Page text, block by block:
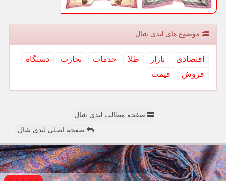
موضوع های لیدی شال
اقتصادی بازار طلا خدمات تجارت
دستگاه
فروش
قیمت
صفحه مطالب لیدی شال
صفحه اصلی لیدی شال